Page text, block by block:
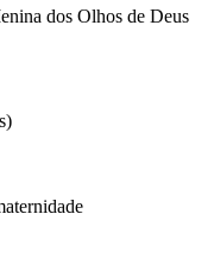
dos Olhos de Deus